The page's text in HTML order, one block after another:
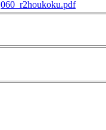
060_r2houkoku.pdf